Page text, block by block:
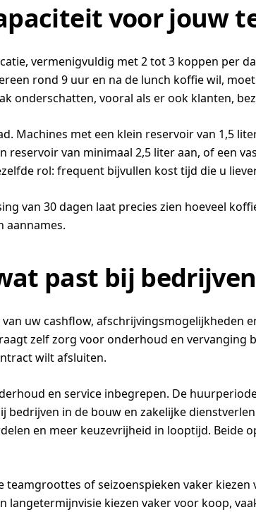
voor jouw
vermenigvuldig met 2 tot 3 koppen per
rond 9 uur en na de lunch koffie wil,
onderschatten, vooral als er ook klanten,
Machines met een klein reservoir van 1,5
reservoir van minimaal 2,5 liter aan, of een
rol: frequent bijvullen kost tijd die u
van 30 dagen laat precies zien hoeveel
aannames.
past bij
uw cashflow,
zelf zorg voor onderhoud en
wilt afsluiten.
en service inbegrepen. De
in de bouw en zakelijke
en meer keuzevrijheid in looptijd. Beide
of seizoenspieken vaker
langetermijnvisie kiezen vaker voor koop,